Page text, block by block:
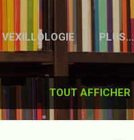
VEXILLOLOGIE PLUS…
TOUT AFFICHER